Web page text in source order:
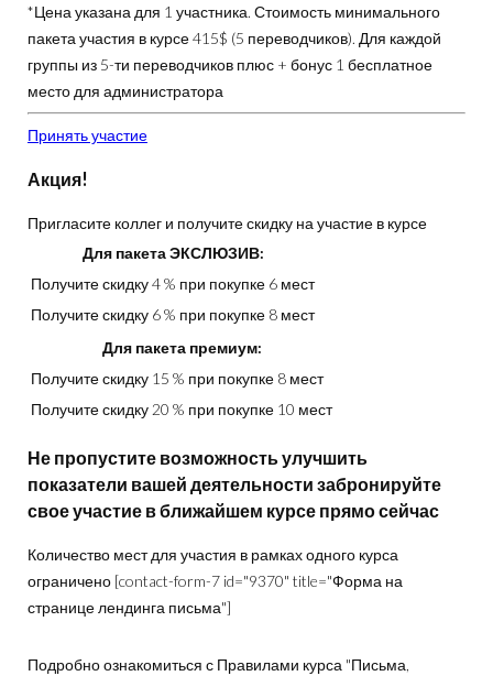
*Цена указана для 1 участника. Стоимость минимального
пакета участия в курсе415$ (5 переводчиков). Для каждой
группы из 5-ти переводчиков плюс + бонус 1 бесплатное
место для администратора
Принять участие
Акция!
Пригласите коллег и получите скидку на участие в курсе
Для пакета ЭКСЛЮЗИВ:
Получите скидку 4 % при покупке 6 мест
Получите скидку 6 % при покупке 8 мест
Для пакета премиум:
Получите скидку 15 % при покупке 8 мест
Получите скидку 20 % при покупке 10 мест
Не пропустите возможность улучшить
показатели вашей деятельности забронируйте
свое участие в ближайшем курсе прямо сейчас
Количество мест для участия в рамках одного курса
ограничено [contact-form-7 id="9370" title="Форма на
странице лендинга письма"]
Подробно ознакомиться с Правилами курса "Письма,